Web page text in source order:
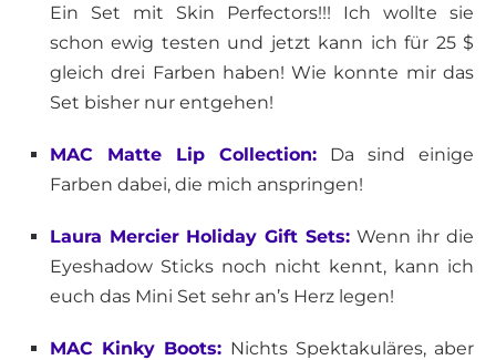
Ein Set mit Skin Perfectors!!! Ich wollte sie
schon ewig testen und jetzt kann ich für 25 $
gleich drei Farben haben! Wie konnte mir das
Set bisher nur entgehen!
MAC Matte Lip Collection: Da sind einige
Farben dabei, die mich anspringen!
Laura Mercier Holiday Gift Sets:Wenn ihr die
Eyeshadow Sticks noch nicht kennt, kann ich
euch das Mini Set sehr an’s Herz legen!
MAC Kinky Boots: Nichts Spektakuläres, aber